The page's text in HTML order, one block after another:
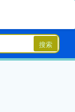
搜索